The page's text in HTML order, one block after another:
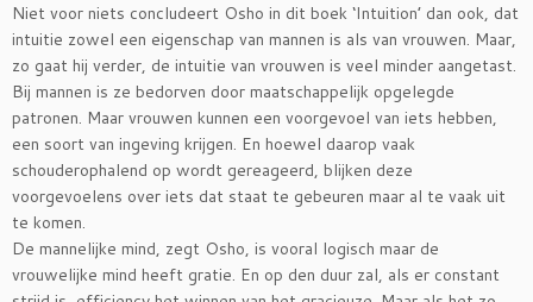
Niet voor niets concludeert Osho in dit boek ‘Intuition’ dan ook, dat
intuitie zowel een eigenschap van mannen is als van vrouwen. Maar,
zo gaat hij verder, de intuitie van vrouwen is veel minder aangetast.
Bij mannen is ze bedorven door maatschappelijk opgelegde
patronen. Maar vrouwen kunnen een voorgevoel van iets hebben,
een soort van ingeving krijgen. En hoewel daarop vaak
schouderophalend op wordt gereageerd, blijken deze
voorgevoelens over iets dat staat te gebeuren maar al te vaak uit
te komen.
De mannelijke mind, zegt Osho, is vooral logisch maar de
vrouwelijke mind heeft gratie. En op den duur zal, als er constant